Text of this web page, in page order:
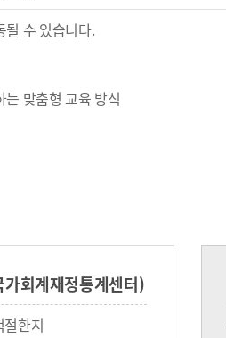
수 있습니다.
맞춤형 교육 방식
회계재정통계센터)
한지